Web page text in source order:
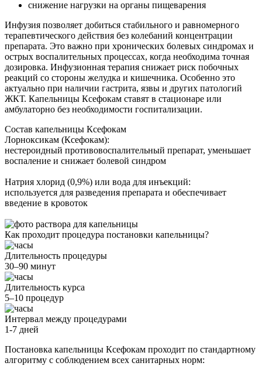
снижение нагрузки на органы пищеварения
Инфузия позволяет добиться стабильного и равномерного
терапевтического действия без колебаний концентрации
препарата. Это важно при хронических болевых синдромах и
острых воспалительных процессах, когда необходима точная
дозировка. Инфузионная терапия снижает риск побочных
реакций со стороны желудка и кишечника. Особенно это
актуально при наличии гастрита, язвы и других патологий
ЖКТ. Капельницы Ксефокам ставят в стационаре или
амбулаторно без необходимости госпитализации.
Состав капельницы Ксефокам
Лорноксикам (Ксефокам):
нестероидный противовоспалительный препарат, уменьшает
воспаление и снижает болевой синдром
Натрия хлорид (0,9%) или вода для инъекций:
используется для разведения препарата и обеспечивает
введение в кровоток
Как проходит процедура постановки капельницы?
Длительность процедуры
30–90 минут
Длительность курса
5–10 процедур
Интервал между процедурами
1-7 дней
Постановка капельницы Ксефокам проходит по стандартному
алгоритму с соблюдением всех санитарных норм: